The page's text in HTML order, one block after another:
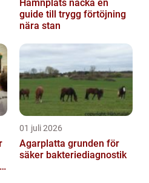
Hamnplats nacka en
guide till trygg förtöjning
nära stan
01 juli 2026
Agarplatta grunden för
säker bakteriediagnostik